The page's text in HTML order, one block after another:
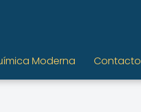
Moderna Contacto